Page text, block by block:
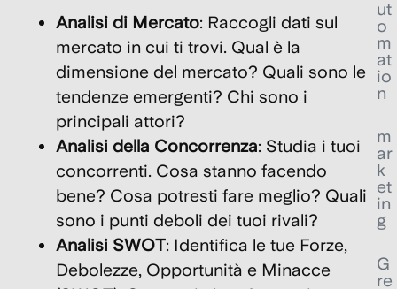
Analisi di Mercato: Raccogli dati sul
mercato in cui ti trovi. Qual è la
dimensione del mercato? Quali sono le
tendenze emergenti? Chi sono i
principali attori?
Analisi della Concorrenza: Studia i tuoi
concorrenti. Cosa stanno facendo
bene? Cosa potresti fare meglio? Quali
sono i punti deboli dei tuoi rivali?
Analisi SWOT: Identifica le tue Forze,
Debolezze, Opportunità e Minacce
ut
o
m
at
io
n
m
ar
k
et
in
g
G
re